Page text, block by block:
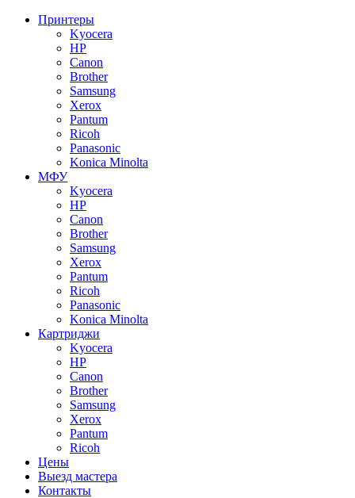
Принтеры
Kyocera
HP
Canon
Brother
Samsung
Xerox
Pantum
Ricoh
Panasonic
Konica Minolta
МФУ
Kyocera
HP
Canon
Brother
Samsung
Xerox
Pantum
Ricoh
Panasonic
Konica Minolta
Картриджи
Kyocera
HP
Canon
Brother
Samsung
Xerox
Pantum
Ricoh
Цены
Выезд мастера
Контакты